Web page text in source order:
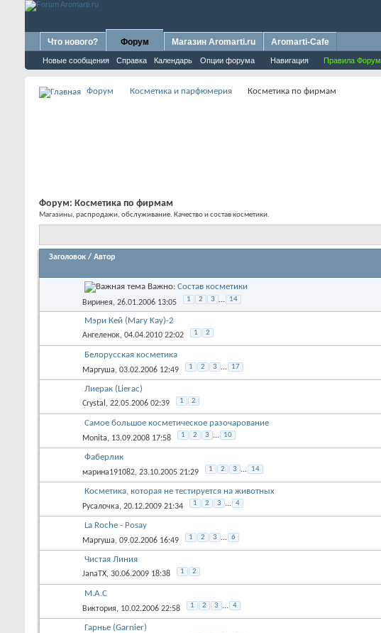
Что нового? Форум
Новые сообщения Справка Календарь Опции форума Навигация Правила
Магазин Aromarti.ru Aromarti-Cafe
Форум Косметика и парфюмерия Косметика по фирмам
Форум: Косметика по фирмам
Магазины, распродажи, обслуживание. Качество и состав косметики.
Заголовок / Автор
Важно: Состав косметики
Виринея, 26.01.2006 13:05 1 2 3 ... 14
Мэри Кей (Mary Kay)-2
Ангеленок, 04.04.2010 22:02 1 2
Белорусская косметика
Маргуша, 03.02.2006 12:49 1 2 3 ... 17
Лиерак (Lierac)
Crystal , 22.05.2006 02:39 1 2
Самое большое косметическое разочарование
Monita, 13.09.2008 17:58 1 2 3 ... 10
Фаберлик
марина191082, 23.10.2005 21:29 1 2 3 ... 14
Косметика, которая не тестируется на животных
Русалочка, 20.12.2009 21:34 1 2 3 ... 4
La Roche - Posay
Маргуша, 09.02.2006 16:49 1 2 3 ... 6
Чистая Линия
JanaTX, 30.06.2009 18:38 1 2
M.A.C
Виктория, 10.02.2006 22:58 1 2 3 ... 4
Гарнье (Gаrnier)